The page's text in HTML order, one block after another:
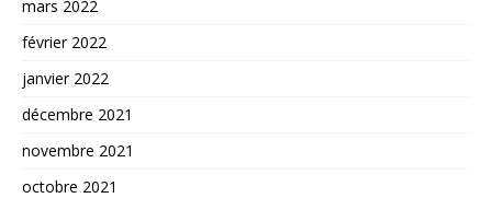
mars 2022
février 2022
janvier 2022
décembre 2021
novembre 2021
octobre 2021